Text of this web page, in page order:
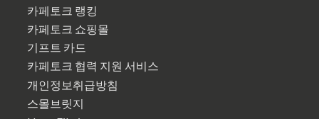
카페토크 랭킹
카페토크 쇼핑몰
기프트 카드
카페토크 협력 지원 서비스
개인정보취급방침
스몰브릿지